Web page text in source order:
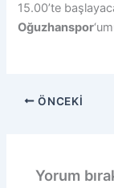
15.00’te
Oğuzhanspor
ÖNCEKI
Yorum